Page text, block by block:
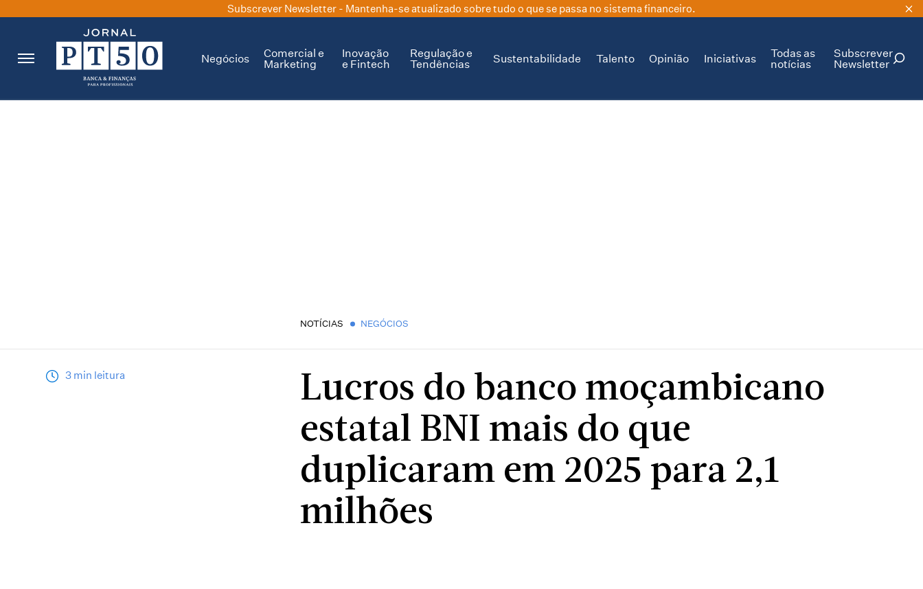
Subscrever Newsletter - Mantenha-se atualizado sobre tudo o que se passa no sistema financeiro.
Negócios
Comercial e
Marketing
Inovação
e Fintech
Regulação e
Tendências
Sustentabilidade Talento Opinião Iniciativas
Todas as
notícias
Subscrever
Newsletter
NOTÍCIAS NEGÓCIOS
3 min leitura
Lucros do banco moçambicano
estatal BNI mais do que
duplicaram em 2025 para 2,1
milhões